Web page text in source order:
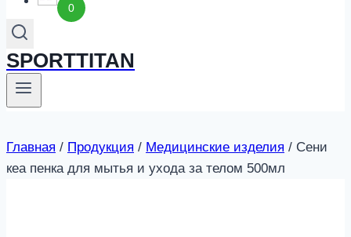
0
SPORTTITAN
Главная / Продукция / Медицинские изделия / Сени
кеа пенка для мытья и ухода за телом 500мл